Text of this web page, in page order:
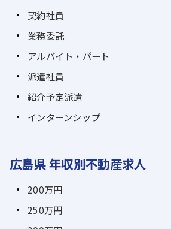
契約社員
業務委託
アルバイト・パート
派遣社員
紹介予定派遣
インターンシップ
広島県 年収別不動産求人
200万円
250万円